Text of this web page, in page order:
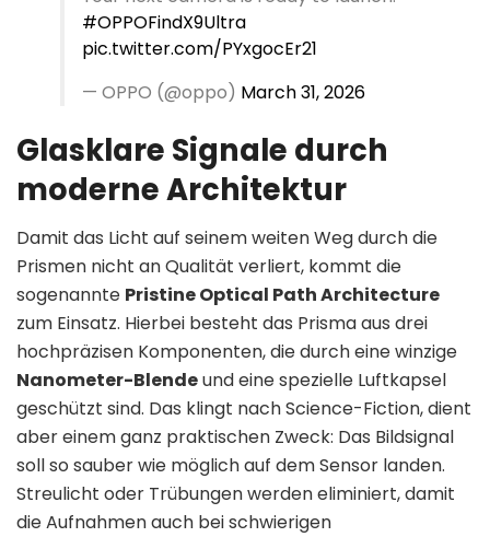
#OPPOFindX9Ultra
pic.twitter.com/PYxgocEr21
— OPPO (@oppo) March 31, 2026
Glasklare Signale durch
moderne Architektur
Damit das Licht auf seinem weiten Weg durch die
Prismen nicht an Qualität verliert, kommt die
sogenannte Pristine Optical Path Architecture
zum Einsatz. Hierbei besteht das Prisma aus drei
hochpräzisen Komponenten, die durch eine winzige
Nanometer-Blendeund eine spezielle Luftkapsel
geschützt sind. Das klingt nach Science-Fiction, dient
aber einem ganz praktischen Zweck: Das Bildsignal
soll so sauber wie möglich auf dem Sensor landen.
Streulicht oder Trübungen werden eliminiert, damit
die Aufnahmen auch bei schwierigen